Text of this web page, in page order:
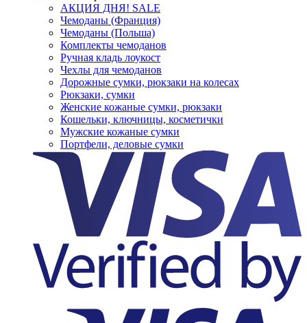
АКЦИЯ ДНЯ! SALE
Чемоданы (Франция)
Чемоданы (Польша)
Комплекты чемоданов
Ручная кладь лоукост
Чехлы для чемоданов
Дорожные сумки, рюкзаки на колесах
Рюкзаки, сумки
Женские кожаные сумки, рюкзаки
Кошельки, ключницы, косметички
Мужские кожаные сумки
Портфели, деловые сумки